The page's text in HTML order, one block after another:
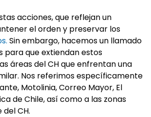
acciones, que reflejan un
el orden y preservar los
Sin embargo, hacemos un llamado
para que extiendan estos
áreas del CH que enfrentan una
Nos referimos específicamente
Motolinia, Correo Mayor, El
de Chile, así como a las zonas
CH.